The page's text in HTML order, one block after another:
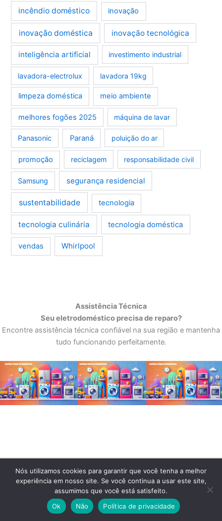
incêndio doméstico inovação
inovação doméstica inovação tecnológica
inteligência artificial investimento industrial
lavadora-electrolux lavadora 19kg
limpeza doméstica meio ambiente
melhores fogões 2025 máquina de lavar
Panasonic Paraná poluição do ar
promoção reciclagem responsabilidade civil
Samsung segurança residencial
sustentabilidade tecnologia
tecnologia culinária tecnologia doméstica
vendas Whirlpool
Assistência Técnica
Seu eletrodoméstico precisa de reparo?
Encontre assistência técnica confiável na sua região e mantenha
tudo funcionando perfeitamente.
Menu
Nós utilizamos cookies para garantir que você tenha a melhor
experiência em nosso site. Se você continua a usar este site,
assumimos que você está satisfeito.
Ok
Não Política de privacidade